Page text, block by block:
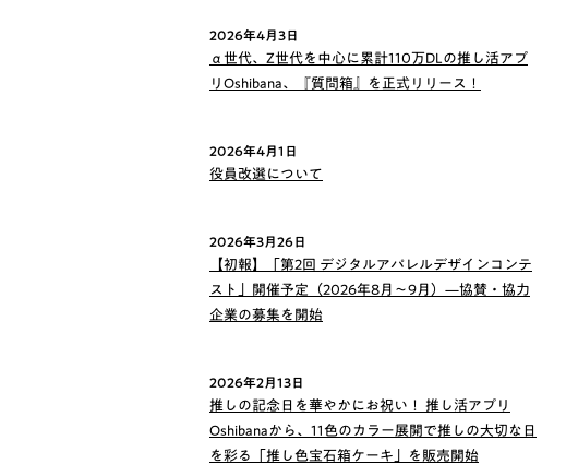
2026年4月3日
α世代、Z世代を中心に累計110万DLの推し活アプ
リOshibana、『質問箱』を正式リリース！
2026年4月1日
役員改選について
2026年3月26日
【初報】「第2回 デジタルアパレルデザインコンテ
スト」開催予定（2026年8月〜9月）—協賛・協力
企業の募集を開始
2026年2月13日
推しの記念日を華やかにお祝い！ 推し活アプリ
Oshibanaから、11色のカラー展開で推しの大切な日
を彩る「推し色宝石箱ケーキ」を販売開始